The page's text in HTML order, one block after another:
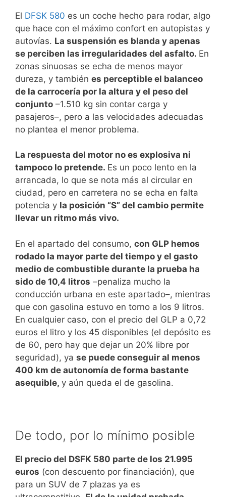
El DFSK 580 es un coche hecho para rodar, algo
que hace con el máximo confort en autopistas y
autovías. La suspensión es blanda y apenas
se perciben las irregularidades del asfalto. En
zonas sinuosas se echa de menos mayor
dureza, y también es perceptible el balanceo
de la carrocería por la altura y el peso del
conjunto –1.510 kg sin contar carga y
pasajeros–, pero a las velocidades adecuadas
no plantea el menor problema.
La respuesta del motor no es explosiva ni
tampoco lo pretende. Es un poco lento en la
arrancada, lo que se nota más al circular en
ciudad, pero en carretera no se echa en falta
potencia y la posición “S” del cambio permite
llevar un ritmo más vivo.
En el apartado del consumo, con GLP hemos
rodado la mayor parte del tiempo y el gasto
medio de combustible durante la prueba ha
sido de 10,4 litros –penaliza mucho la
conducción urbana en este apartado–, mientras
que con gasolina estuvo en torno a los 9 litros.
En cualquier caso, con el precio del GLP a 0,72
euros el litro y los 45 disponibles (el depósito es
de 60, pero hay que dejar un 20% libre por
seguridad), ya se puede conseguir al menos
400 km de autonomía de forma bastante
asequible, y aún queda el de gasolina.
De todo, por lo mínimo posible
El precio del DSFK 580 parte de los 21.995
euros (con descuento por financiación), que
para un SUV de 7 plazas ya es